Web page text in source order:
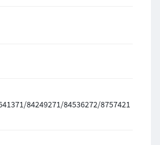
84249271/84536272/8757421